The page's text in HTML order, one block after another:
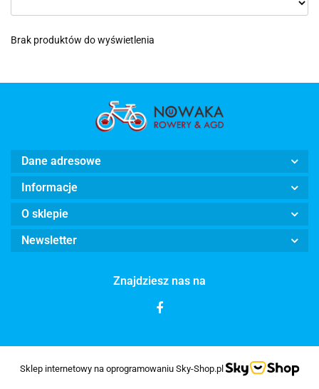
Brak produktów do wyświetlenia
Dane adresowe
Informacje
O sklepie
Newsletter
Znajdziesz nas na
Sklep internetowy na oprogramowaniu Sky-Shop.pl